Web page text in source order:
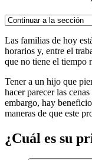
Las familias de hoy
horarios y, entre el
que no tiene el tiempo
Tener a un hijo que
hacer parecer las
embargo, hay
maneras de que este
¿Cuál es su